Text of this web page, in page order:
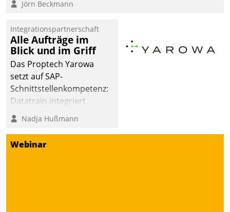
Jörn Beckmann
Integrationspartnerschaft
Alle Aufträge im
Blick und im Griff
Das Proptech Yarowa
setzt auf SAP-
Schnittstellenkompetenz:
Datatrain integriert
Yarowas Portal zur
Vergabe und Verwaltung
von Aufträgen der
operativen
Nadja Hußmann
Webinar